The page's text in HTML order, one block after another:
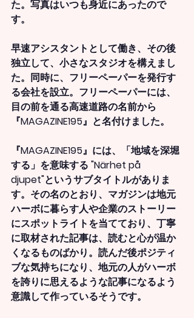
た。写真はいつも身近にあったので
す。
早速アシスタントとして働き、その後
独立して、小さなスタジオを構えまし
た。同時に、フリーペーパーを発行す
る会社を設立。フリーペーパーには、
目の前を通る高速道路の名前から
『MAGAZINE195』と名付けました。
『MAGAZINE195』には、「地域を深堀
する」を意味する "Närhet på
djupet"というサブタイトルがありま
す。その名のとおり、マガジンは地元
ハーボに暮らす人や企業のストーリー
にスポットライトを当てており、丁寧
に取材された記事は、読むと心が温か
くなるものばかり。読んだ後ポジティ
ブな気持ちになり、地元の人がハーボ
を誇りに思えるような記事になるよう
意識して作っているそうです。